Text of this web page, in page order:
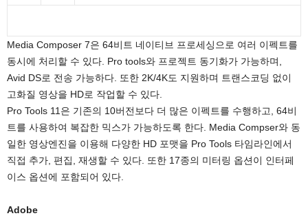
Media Composer 7은 64비트 네이티브 프로세싱으로 여러 이펙트를
동시에 처리할 수 있다. Pro tools와 프로젝트 동기화가 가능하며,
Avid DS로 전송 가능하다. 또한 2K/4K도 지원하며 트랜스코딩 없이
고화질 영상을 HD로 작업할 수 있다.
Pro Tools 11은 기존의 10버전보다 더 많은 이펙트를 수행하고, 64비
트를 사용하여 복잡한 믹스가 가능하도록 한다. Media Compser와 동
일한 영상엔진을 이용해 다양한 HD 포맷을 Pro Tools 타임라인에서
직접 추가, 편집, 재생할 수 있다. 또한 17종의 미터링 옵션이 인터페
이스 옵션에 포함되어 있다.
Adobe